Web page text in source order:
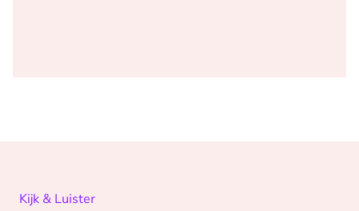
Kijk & Luister